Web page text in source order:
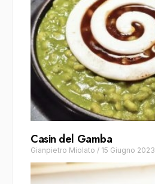
Casin del Gamba
Gianpietro Miolato / 15 Giugno 2023